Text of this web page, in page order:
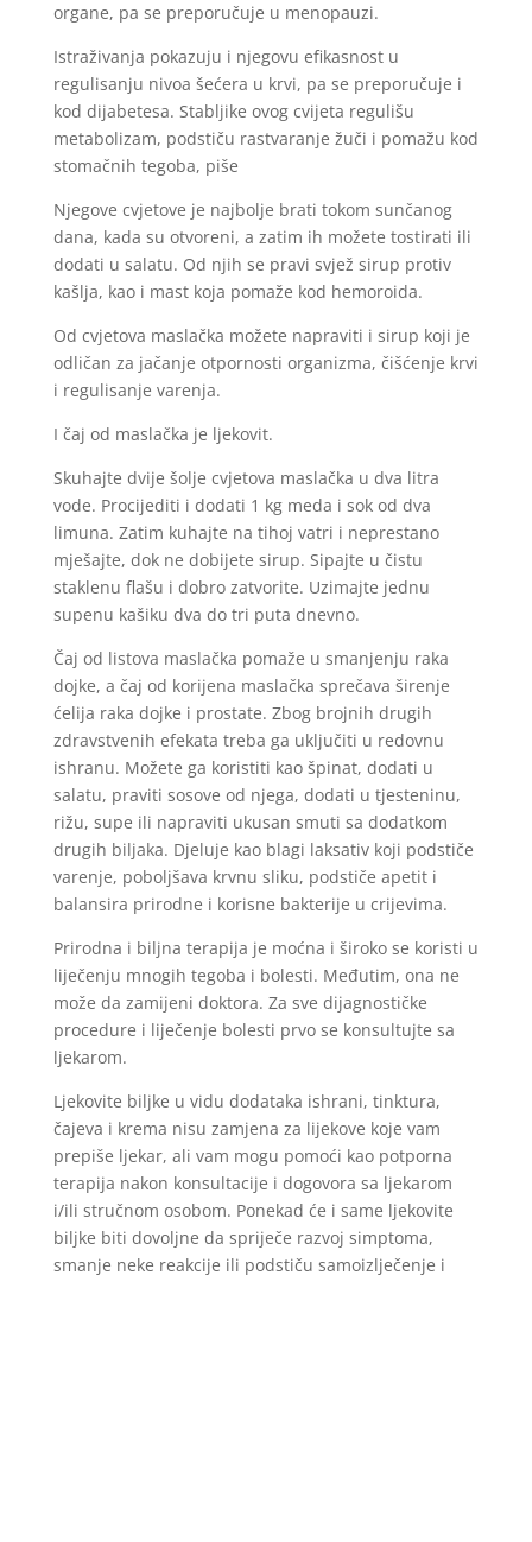
organe, pa se preporučuje u menopauzi.
Istraživanja pokazuju i njegovu efikasnost u
regulisanju nivoa šećera u krvi, pa se preporučuje i
kod dijabetesa. Stabljike ovog cvijeta regulišu
metabolizam, podstiču rastvaranje žuči i pomažu kod
stomačnih tegoba, piše
Njegove cvjetove je najbolje brati tokom sunčanog
dana, kada su otvoreni, a zatim ih možete tostirati ili
dodati u salatu. Od njih se pravi svjež sirup protiv
kašlja, kao i mast koja pomaže kod hemoroida.
Od cvjetova maslačka možete napraviti i sirup koji je
odličan za jačanje otpornosti organizma, čišćenje krvi
i regulisanje varenja.
I čaj od maslačka je ljekovit.
Skuhajte dvije šolje cvjetova maslačka u dva litra
vode. Procijediti i dodati 1 kg meda i sok od dva
limuna. Zatim kuhajte na tihoj vatri i neprestano
mješajte, dok ne dobijete sirup. Sipajte u čistu
staklenu flašu i dobro zatvorite. Uzimajte jednu
supenu kašiku dva do tri puta dnevno.
Čaj od listova maslačka pomaže u smanjenju raka
dojke, a čaj od korijena maslačka sprečava širenje
ćelija raka dojke i prostate. Zbog brojnih drugih
zdravstvenih efekata treba ga uključiti u redovnu
ishranu. Možete ga koristiti kao špinat, dodati u
salatu, praviti sosove od njega, dodati u tjesteninu,
rižu, supe ili napraviti ukusan smuti sa dodatkom
drugih biljaka. Djeluje kao blagi laksativ koji podstiče
varenje, poboljšava krvnu sliku, podstiče apetit i
balansira prirodne i korisne bakterije u crijevima.
Prirodna i biljna terapija je moćna i široko se koristi u
liječenju mnogih tegoba i bolesti. Međutim, ona ne
može da zamijeni doktora. Za sve dijagnostičke
procedure i liječenje bolesti prvo se konsultujte sa
ljekarom.
Ljekovite biljke u vidu dodataka ishrani, tinktura,
čajeva i krema nisu zamjena za lijekove koje vam
prepiše ljekar, ali vam mogu pomoći kao potporna
terapija nakon konsultacije i dogovora sa ljekarom
i/ili stručnom osobom. Ponekad će i same ljekovite
biljke biti dovoljne da spriječe razvoj simptoma,
smanje neke reakcije ili podstiču samoizlječenje i